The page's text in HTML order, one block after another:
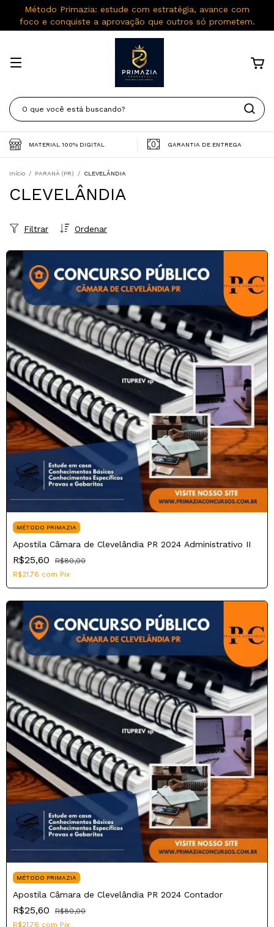
Método Primazia: estude com estratégia, avance com
foco e conquiste a aprovação que outros só prometem.
MATERIAL 100% DIGITAL GARANTIA DE ENTREGA
Início / PARANÁ (PR) / CLEVELÂNDIA
CLEVELÂNDIA
Ordenar
Filtrar
MÉTODO PRIMAZIA
Apostila Câmara de Clevelândia PR 2024 Administrativo II
R$25,60
R$80,00
R$21,76 com Pix
MÉTODO PRIMAZIA
Apostila Câmara de Clevelândia PR 2024 Contador
R$25,60
R$80,00
R$21,76 com Pix